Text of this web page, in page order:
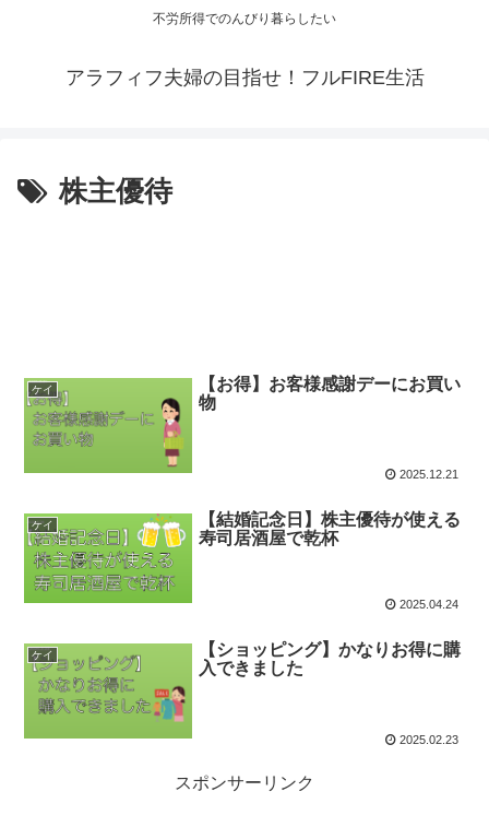
不労所得でのんびり暮らしたい
アラフィフ夫婦の目指せ！フルFIRE生活
株主優待
ケイ
【お得】お客様感謝デーにお買い
物
2025.12.21
ケイ
【結婚記念日】株主優待が使える
寿司居酒屋で乾杯
2025.04.24
ケイ
【ショッピング】かなりお得に購
入できました
2025.02.23
スポンサーリンク